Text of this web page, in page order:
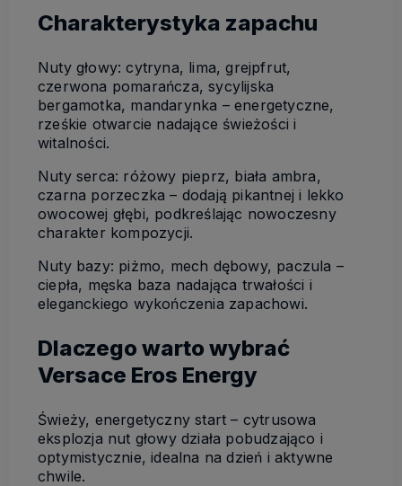
Charakterystyka zapachu
Nuty głowy: cytryna, lima, grejpfrut,
czerwona pomarańcza, sycylijska
bergamotka, mandarynka – energetyczne,
rześkie otwarcie nadające świeżości i
witalności.
Nuty serca: różowy pieprz, biała ambra,
czarna porzeczka – dodają pikantnej i lekko
owocowej głębi, podkreślając nowoczesny
charakter kompozycji.
Nuty bazy: piżmo, mech dębowy, paczula –
ciepła, męska baza nadająca trwałości i
eleganckiego wykończenia zapachowi.
Dlaczego warto wybrać
Versace Eros Energy
Świeży, energetyczny start – cytrusowa
eksplozja nut głowy działa pobudzająco i
optymistycznie, idealna na dzień i aktywne
chwile.